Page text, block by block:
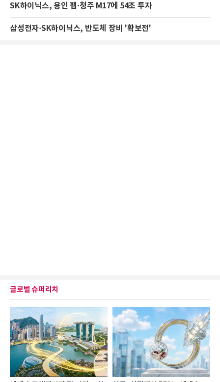
SK하이닉스, 용인 팹·청주 M17에 54조 투자
삼성전자·SK하이닉스, 반도체 장비 '확보전'
글로벌 슈퍼리치